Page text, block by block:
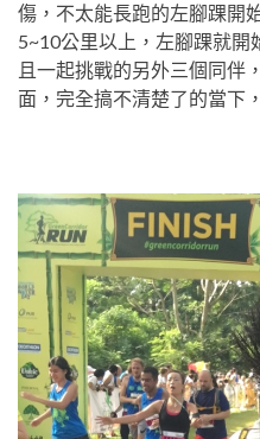
傷，不太能長跑的左腳踝開
5~10公里以上，左腳踝就
且一起挑戰的另外三個同伴
面，完全搞不清楚了的當下